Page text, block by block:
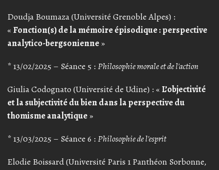
Doudja Boumaza (Université Grenoble Alpes) :
« Fonction(s) de la mémoire épisodique : perspective
analytico-bergsonienne »
* 13/02/2025 – Séance 5 : Philosophie morale et de l'action
Giulia Codognato (Université de Udine) : « L’objectivité
et la subjectivité du bien dans la perspective du
thomisme analytique »
* 13/03/2025 – Séance 6 : Philosophie de l'esprit
Elodie Boissard (Université Paris 1 Panthéon Sorbonne,